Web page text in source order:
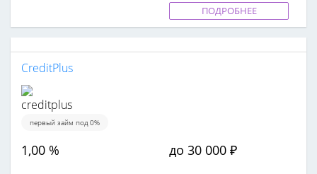
ПОДРОБНЕЕ
CreditPlus
первый займ под 0%
1,00 % до 30 000 ₽